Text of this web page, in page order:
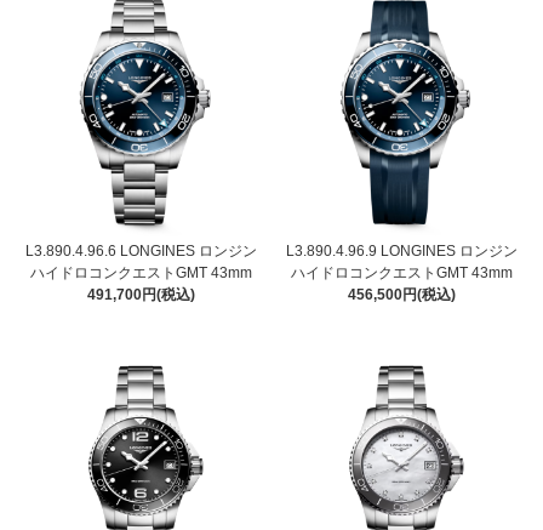
L3.890.4.96.6 LONGINES ロンジン
ハイドロコンクエストGMT 43mm
491,700円(税込)
L3.890.4.96.9 LONGINES ロンジン
ハイドロコンクエストGMT 43mm
456,500円(税込)